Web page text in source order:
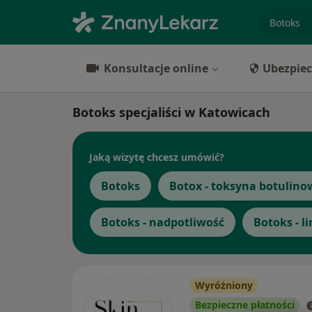
Konsultacje online
Botoks specjaliści w Katowicach
Jaką wizytę chcesz umówić?
Botoks Botox - toksyna
Botoks - nadpotliwość Botoks -
Wyróżniony
Bezpieczne płatności